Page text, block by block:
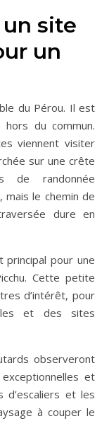
site
un
du Pérou. Il est
du commun.
viennent visiter
sur une crête
de randonnée
mais le chemin de
dure en
principal pour une
Cette petite
d’intérêt, pour
et des sites
observeront
et
d’escaliers et les
à couper le